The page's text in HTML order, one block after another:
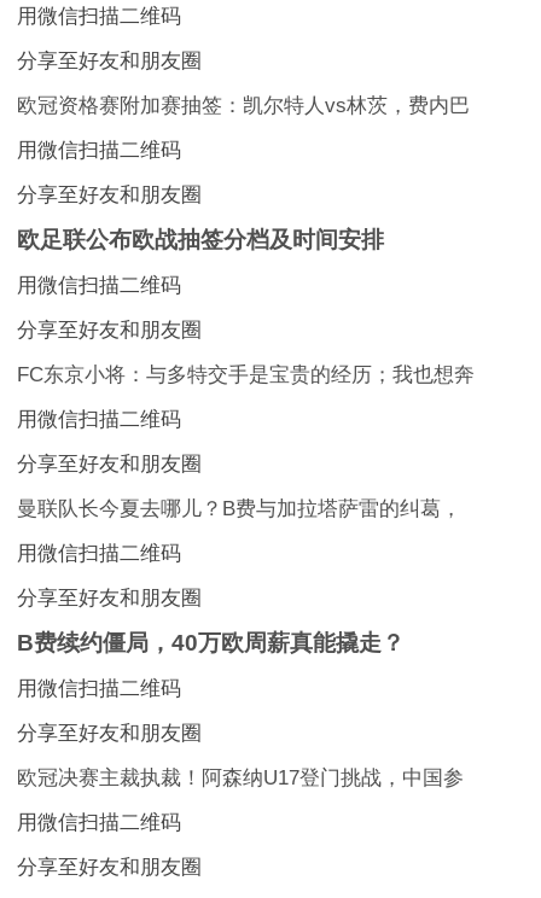
用微信扫描二维码
分享至好友和朋友圈
欧冠资格赛附加赛抽签：凯尔特人vs林茨，费内巴
用微信扫描二维码
分享至好友和朋友圈
欧足联公布欧战抽签分档及时间安排
用微信扫描二维码
分享至好友和朋友圈
FC东京小将：与多特交手是宝贵的经历；我也想奔
用微信扫描二维码
分享至好友和朋友圈
曼联队长今夏去哪儿？B费与加拉塔萨雷的纠葛，
用微信扫描二维码
分享至好友和朋友圈
B费续约僵局，40万欧周薪真能撬走？
用微信扫描二维码
分享至好友和朋友圈
欧冠决赛主裁执裁！阿森纳U17登门挑战，中国参
用微信扫描二维码
分享至好友和朋友圈